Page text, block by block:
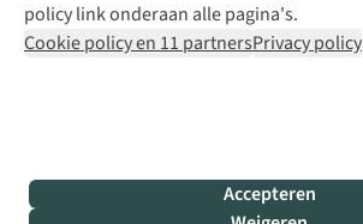
policy link onderaan alle pagina's.
Cookie policy en 11 partnersPrivacy policy
Accepteren